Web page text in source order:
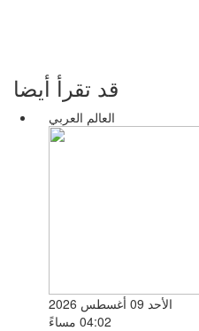
قد تقرأ أيضا
العالم العربي
الأحد 09 أغسطس 2026
04:02 مساءً